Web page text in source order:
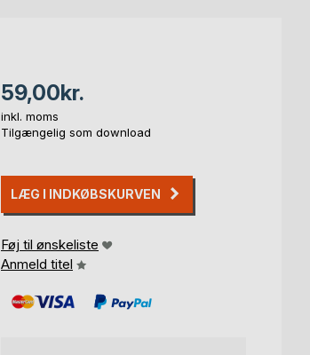
59,00kr.
inkl. moms
Tilgængelig som download
LÆG I INDKØBSKURVEN
Føj til ønskeliste
Anmeld titel